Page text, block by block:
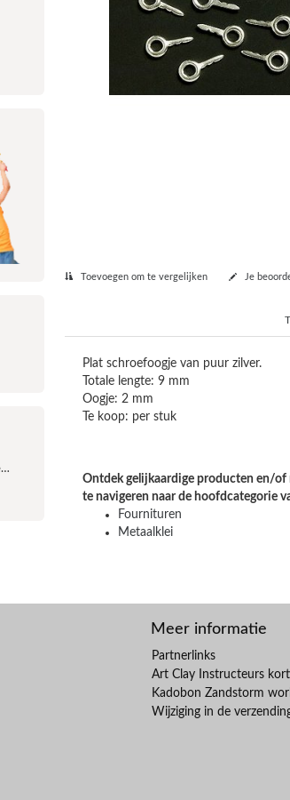
Toevoegen om te vergelijken Je
Plat schroefoogje van puur zilver.
Totale lengte: 9 mm
Oogje: 2 mm
Te koop: per stuk
Ontdek gelijkaardige producten en/
te navigeren naar de hoofdcategorie
Fournituren
Metaalklei
Meer informatie
Partnerlinks
Art Clay Instructeurs
Kadobon Zandstorm
Wijziging in de